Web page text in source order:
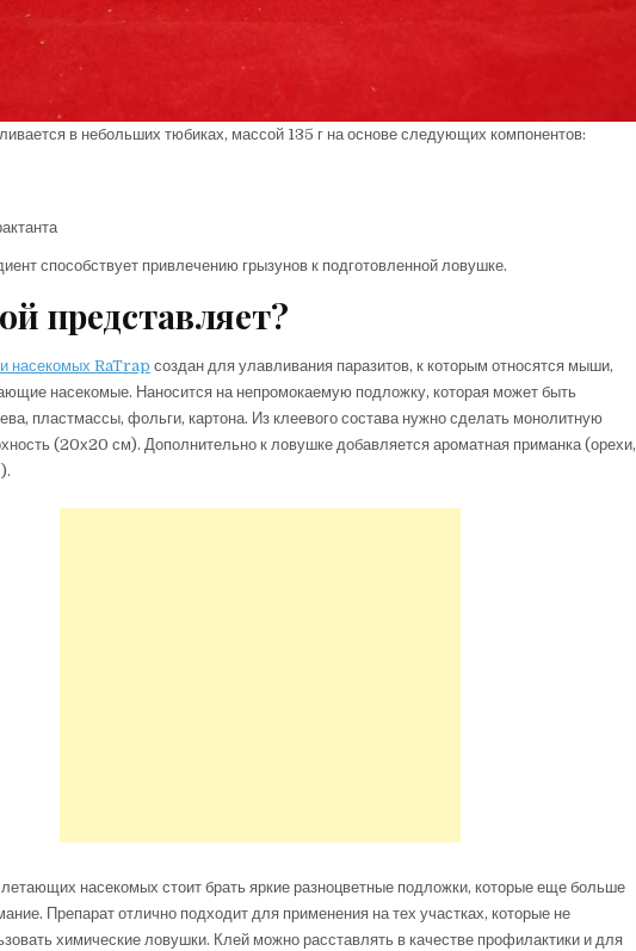
в небольших тюбиках, массой 135 г на основе следующих компонентов:
способствует привлечению грызунов к подготовленной ловушке.
представляет?
насекомых RaTrap создан для улавливания паразитов, к которым относятся мыши,
насекомые. Наносится на непромокаемую подложку, которая может быть
пластмассы, фольги, картона. Из клеевого состава нужно сделать монолитную
(20х20 см). Дополнительно к ловушке добавляется ароматная приманка (орехи,
насекомых стоит брать яркие разноцветные подложки, которые еще больше
Препарат отлично подходит для применения на тех участках, которые не
химические ловушки. Клей можно расставлять в качестве профилактики и для